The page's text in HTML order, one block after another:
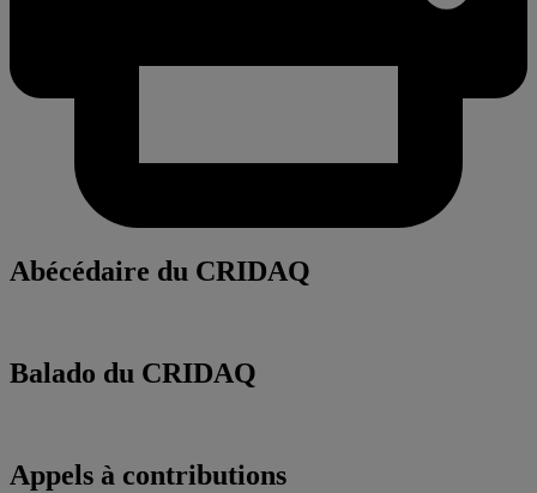
Abécédaire du CRIDAQ
Balado du CRIDAQ
Appels à contributions